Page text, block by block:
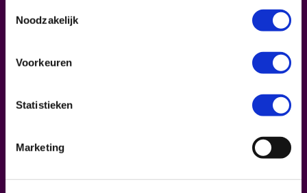
Noodzakelijk
Voorkeuren
Statistieken
Marketing
allerlei culturen, en waarom het veranderen
van je eetgewoontes zo moeilijk kan zijn.
Miranda
onderzoeken we de weerstand in
haar vriendenkring toen ze een maandje
plantaardig eten multiculturele chefs met
De tweede avond zal geheel in het teken
staan van een nieuw plantaardig ritueel; hoe